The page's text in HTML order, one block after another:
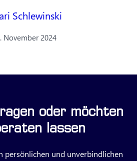
Schlewinski
November 2024
oder möchten
lassen
persönlichen und unverbindlichen